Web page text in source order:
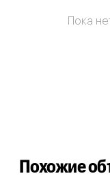
Пока
Похожие